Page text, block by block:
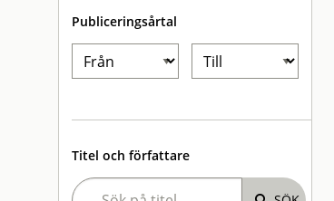
Publiceringsårtal
Titel och författare